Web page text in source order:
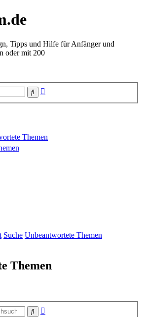
Tipps und Hilfe für Anfänger und
oder mit 200
Suche
Themen
Suche Unbeantwortete Themen
Themen
Suche